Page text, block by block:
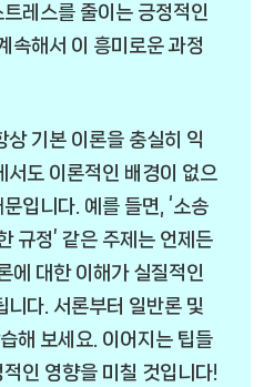
레스를 줄이는 긍정적인
속해서 이 흥미로운 과정
상 기본 이론을 충실히 익
서도 이론적인 배경이 없으
입니다. 예를 들면, ‘소송
규정’ 같은 주제는 언제든
에 대한 이해가 실질적인
니다. 서론부터 일반론 및
해 보세요. 이어지는 팁들
인 영향을 미칠 것입니다!